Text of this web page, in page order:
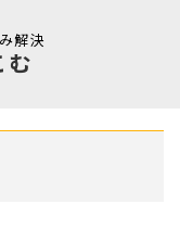
解決
む